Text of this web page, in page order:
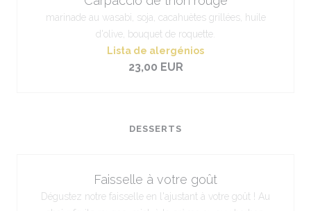
marinade au wasabi, soja, cacahuètes grillées, huile
d'olive, bouquet de roquette.
Lista de alergénios
23,00 EUR
DESSERTS
Faisselle à votre goût
Dégustez notre faisselle en l'ajustant à votre goût ! Au